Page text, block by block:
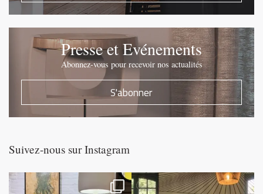
Presse et Evénements
Abonnez-vous pour recevoir nos actualités
S'abonner
Suivez-nous sur Instagram